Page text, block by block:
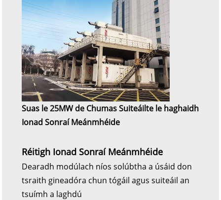
Suas le 25MW de Chumas Suiteáilte le haghaidh
Ionad Sonraí Meánmhéide
Réitigh Ionad Sonraí Meánmhéide
Dearadh modúlach níos solúbtha a úsáid don
tsraith gineadóra chun tógáil agus suiteáil an
tsuímh a laghdú